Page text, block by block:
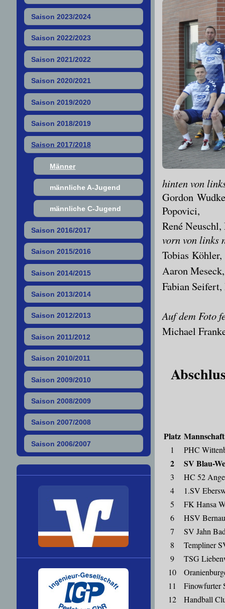
hinten von
Gordon
Popovici,
René
vorn von links
Tobias Köhler,
Aaron Meseck,
Fabian
Aufdem Foto
Michael
Platz Mannschaft
1 PHC
2 SV Blau-
3
HC 52
4
1.SV
5
FK Hansa
6
HSV
7
SV Jahn
8
Templiner
9
TSG
10
11
Finowfurter
12
Handball
Saison 2023/2024
Saison 2022/2023
Saison 2021/2022
Saison 2020/2021
Saison 2019/2020
Saison 2018/2019
Saison 2017/2018
Männer
männliche A-Jugend
männliche C-Jugend
Saison 2016/2017
Saison 2015/2016
Saison 2014/2015
Saison 2013/2014
Saison 2012/2013
Saison 2011/2012
Saison 2010/2011
Saison 2009/2010
Saison 2008/2009
Saison 2007/2008
Saison 2006/2007